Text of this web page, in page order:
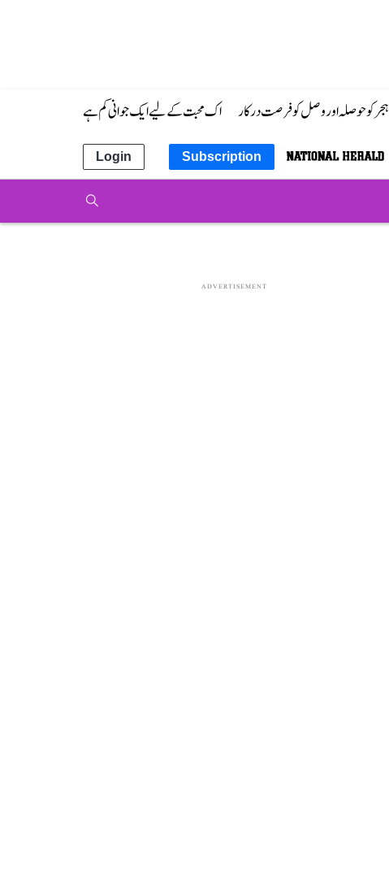
ہجر کو حوصلہ اور وصل کو فرصت درکار اک محبت کے لیے ایک جوانی کم ہے
Subscription
Login
ADVERTISEMENT